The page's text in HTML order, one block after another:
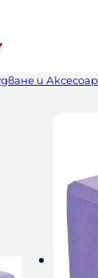
и